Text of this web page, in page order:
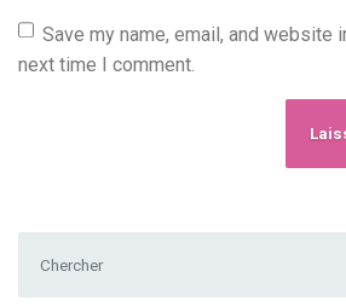
Save my name, email, and website
next time I comment.